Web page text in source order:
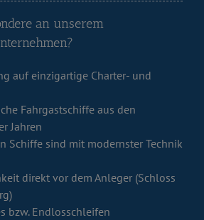
an unserem
auf einzigartige Charter- und
Fahrgastschiffe aus den
Jahren
Schiffe sind mit modernster Technik
direkt vor dem Anleger (Schloss
bzw. Endlosschleifen